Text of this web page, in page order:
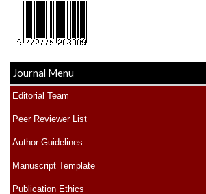
Journal Menu
Editorial Team
Peer Reviewer List
Author Guidelines
Manuscript Template
Publication Ethics